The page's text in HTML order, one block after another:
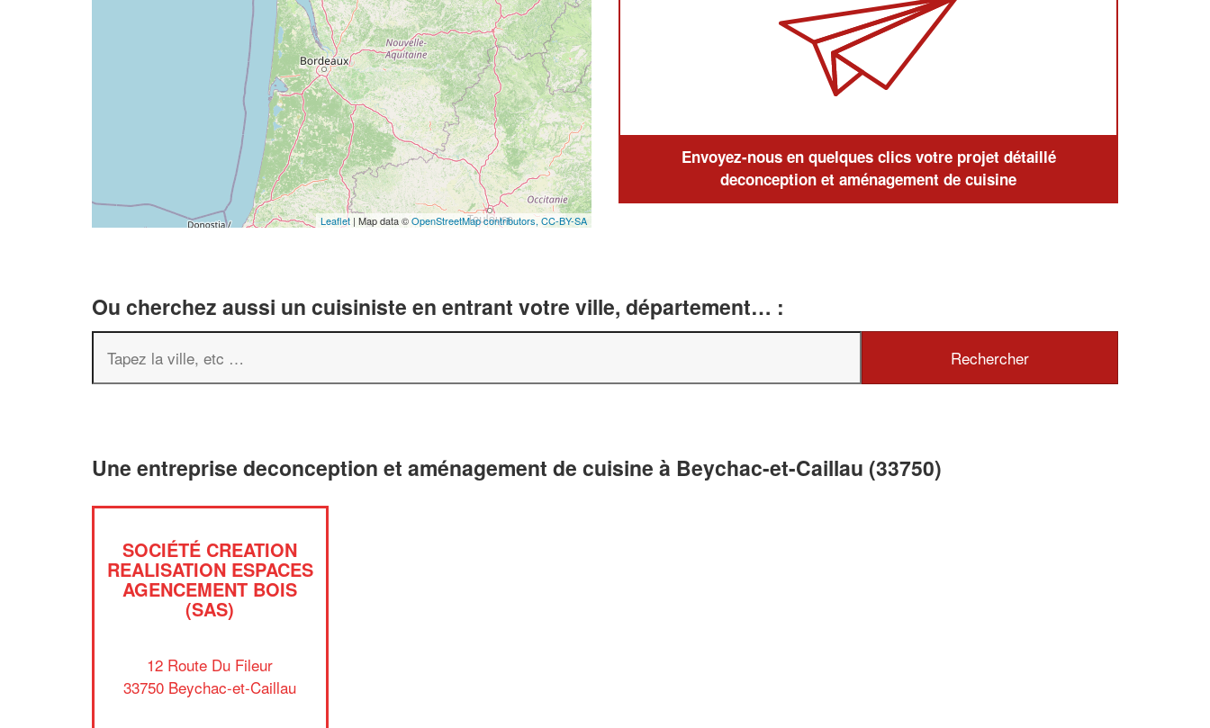
Leaflet | Map data ©OpenStreetMap contributors,CC-BY-SA
Envoyez-nous en quelques clics votre projet détaillé
deconception et aménagement de cuisine
Ou cherchez aussi un cuisiniste en entrant votre ville, département… :
Une entreprise deconception et aménagement de cuisine à Beychac-et-Caillau (33750)
SOCIÉTÉ CREATION
REALISATION ESPACES
AGENCEMENT BOIS
(SAS)
12 Route Du Fileur
33750 Beychac-et-Caillau
✕